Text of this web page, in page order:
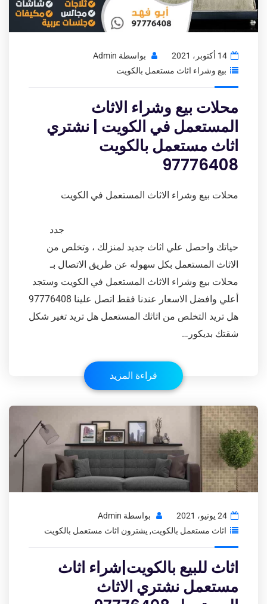
14 أكتوبر، 2021 بواسطة Admin
بيع وشراء اثاث مستعمل بالكويت
محلات بيع وشراء الاثاث
المستعمل في الكويت | نشتري
اثاث مستعمل بالكويت
97776408
محلات بيع وشراء الاثاث المستعمل في الكويت
جدد
حياتك واحصل علي اثاث جديد لمنزلك ، وتخلص من
الاثاث المستعمل بكل سهوله عن طريق الاتصال بـ
محلات بيع وشراء الاثاث المستعمل في الكويت وستجد
أعلي وافضل الاسعار عندنا فقط اتصل علينا 97776408
هل تريد التخلص من اثاثك المستعمل هل تريد تغير شكل
شقتك بديكور…
قراءة المزيد
24 يونيو، 2021 بواسطة Admin
اثاث مستعمل بالكويت, يشترون اثاث مستعمل بالكويت
اثاث للبيع بالكويت|شراء اثاث
مستعمل نشتري الاثاث